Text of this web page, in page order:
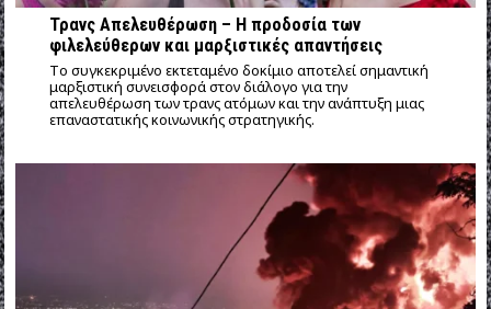
Τρανς Απελευθέρωση – Η προδοσία των
φιλελεύθερων και μαρξιστικές απαντήσεις
Tο συγκεκριμένο εκτεταμένο δοκίμιο αποτελεί σημαντική
μαρξιστική συνεισφορά στον διάλογο για την
απελευθέρωση των τρανς ατόμων και την ανάπτυξη μιας
επαναστατικής κοινωνικής στρατηγικής.